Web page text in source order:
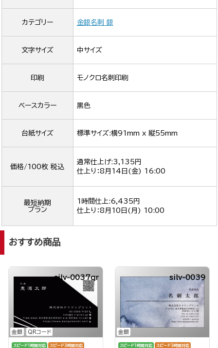
カテゴリー 金銀名刺 銀
文字サイズ 中サイズ
印刷 モノクロ名刺印刷
ベースカラー 黒色
台紙サイズ 標準サイズ:横91mm x 縦55mm
価格/100枚 税込
通常仕上げ:3,135円
仕上り：8月14日(金) 16:00
最短納期
プラン
1時間仕上:6,435円
仕上り：8月10日(月) 10:00
おすすめ商品
金銀 QRコード
silv-0037qr
スピード1時間対応 スピード3時間対応
金銀
silv-0039
スピード1時間対応 スピード3時間対応